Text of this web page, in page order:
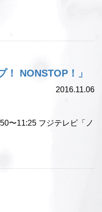
！ NONSTOP！」
2016.11.06
〜11:25 フジテレビ「ノ